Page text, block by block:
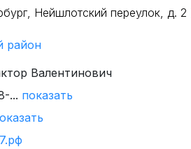
Нейшлотский переулок, д. 2
район
Валентинович
... показать